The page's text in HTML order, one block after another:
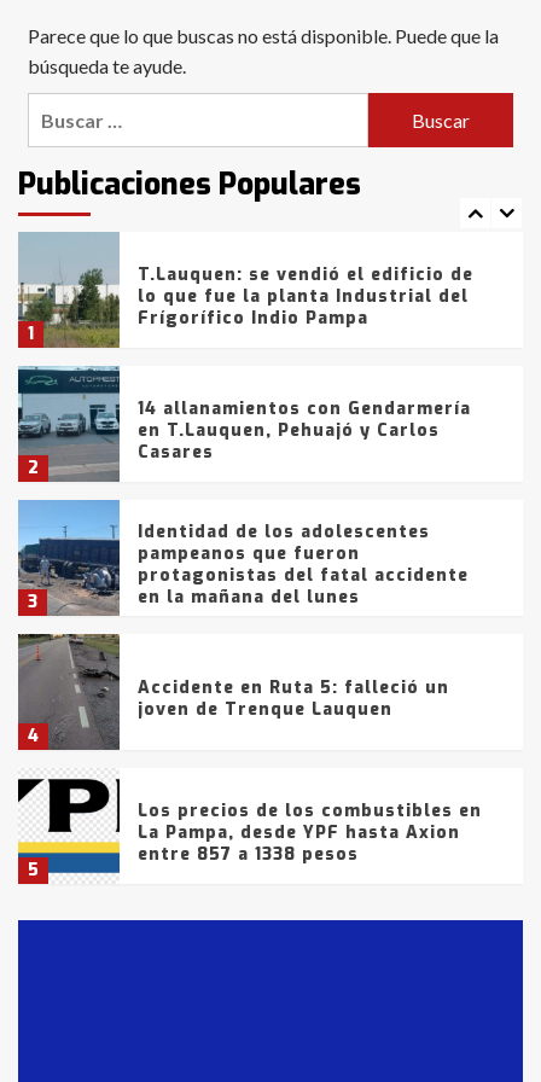
Parece que lo que buscas no está disponible. Puede que la
búsqueda te ayude.
Publicaciones Populares
6
con lluvias y heladas, en gran parte
de la provincia
intentaron evadir a la Policía
fueron detenidos por
comercialización de drogas en la
tarde del sábado
1
T.Lauquen: se vendió el edificio de
lo que fue la planta Industrial del
Frígorífico Indio Pampa
2
14 allanamientos con Gendarmería
en T.Lauquen, Pehuajó y Carlos
Casares
3
Identidad de los adolescentes
pampeanos que fueron
protagonistas del fatal accidente
en la mañana del lunes
4
Accidente en Ruta 5: falleció un
joven de Trenque Lauquen
5
Los precios de los combustibles en
La Pampa, desde YPF hasta Axion
entre 857 a 1338 pesos